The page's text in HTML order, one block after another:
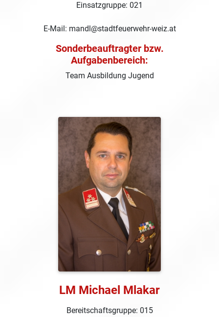
Einsatzgruppe: 021
E-Mail: mandl@stadtfeuerwehr-weiz.at
Sonderbeauftragter bzw.
Aufgabenbereich:
Team Ausbildung Jugend
LM Michael Mlakar
Bereitschaftsgruppe: 015